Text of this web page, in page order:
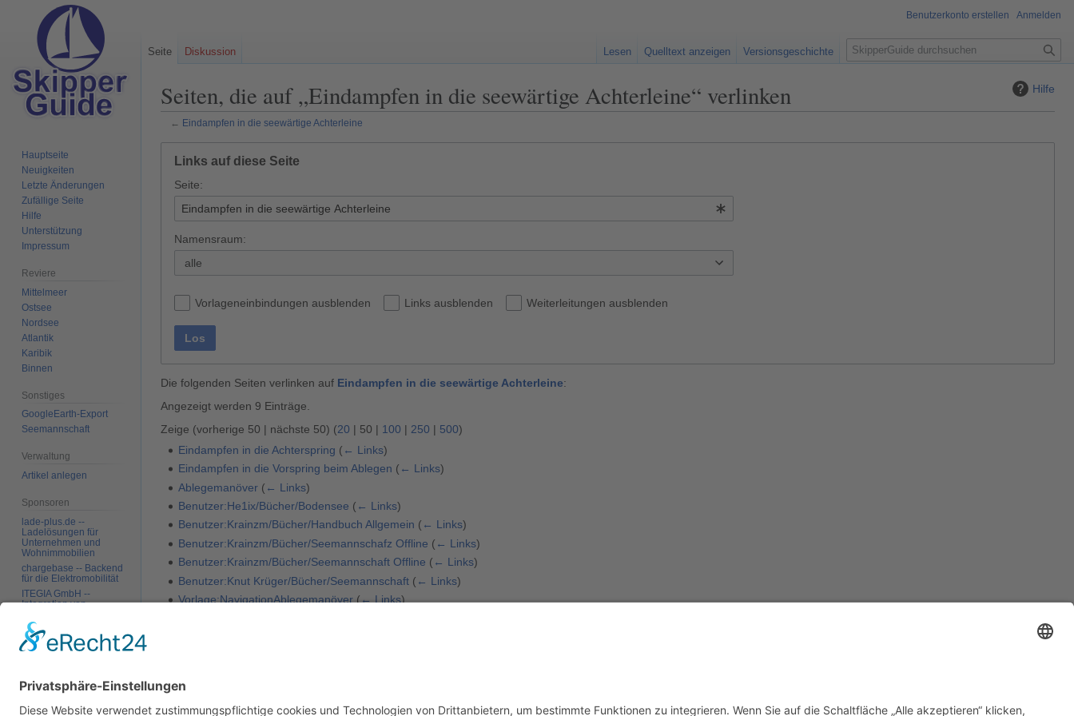
Hilfe
Seiten, die auf „Eindampfen in die seewärtige Achterleine“ verlinken
← Eindampfen in die seewärtige Achterleine
Navigation
springen
Suche
springen
Links auf diese Seite
Seite:
Namensraum:
alle
Vorlageneinbindungen ausblenden Links ausblenden Weiterleitungen ausblenden
Los
Die folgenden Seiten verlinken auf Eindampfen in die seewärtige Achterleine:
Angezeigt werden 9 Einträge.
Zeige (vorherige 50 | nächste 50) (20 | 50 | 100 | 250 | 500)
Eindampfen in die Achterspring ( ← Links)
Eindampfen in die Vorspring beim Ablegen ( ← Links)
Ablegemanöver ( ← Links)
Benutzer:He1ix/Bücher/Bodensee ( ← Links)
Benutzer:Krainzm/Bücher/Handbuch Allgemein ( ← Links)
Benutzer:Krainzm/Bücher/Seemannschafz Offline ( ← Links)
Benutzer:Krainzm/Bücher/Seemannschaft Offline ( ← Links)
Benutzer:Knut Krüger/Bücher/Seemannschaft ( ← Links)
Vorlage:NavigationAblegemanöver ( ← Links)
Benutzerkonto erstellen Anmelden
Seite Diskussion Lesen Quelltext anzeigen Versionsgeschichte
S
u
e
Hauptseite
Neuigkeiten
Letzte Änderungen
Zufällige Seite
Hilfe
Unterstützung
Impressum
Reviere
Mittelmeer
Ostsee
Nordsee
Atlantik
Karibik
Binnen
Sonstiges
GoogleEarth-Export
Seemannschaft
Verwaltung
Artikel anlegen
Sponsoren
lade-plus.de --
Ladelösungen für
Unternehmen und
Wohnimmobilien
chargebase -- Backend
für die Elektromobilität
ITEGIA GmbH --
Integration von
individuelle
Softwarelösungen
Spezialseiten
Druckversion